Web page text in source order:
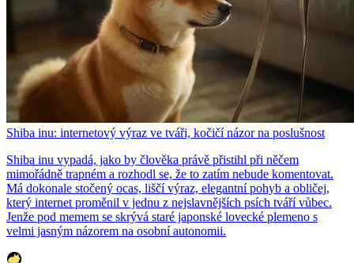
Shiba inu: internetový výraz ve tváři, kočičí názor na poslušnost
Shiba inu vypadá, jako by člověka právě přistihl při něčem
mimořádně trapném a rozhodl se, že to zatím nebude komentovat.
Má dokonale stočený ocas, liščí výraz, elegantní pohyb a obličej,
který internet proměnil v jednu z nejslavnějších psích tváří vůbec.
Jenže pod memem se skrývá staré japonské lovecké plemeno s
velmi jasným názorem na osobní autonomii.